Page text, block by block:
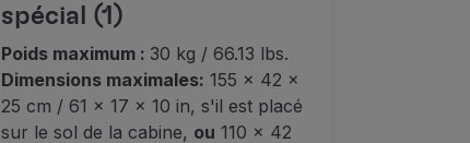
spécial (1)
Poids maximum : 30 kg / 66.13 lbs.
Dimensions maximales: 155 x 42 x
25 cm / 61 x 17 x 10 in, s'il est placé
sur le sol de la cabine, ou 110 x 42